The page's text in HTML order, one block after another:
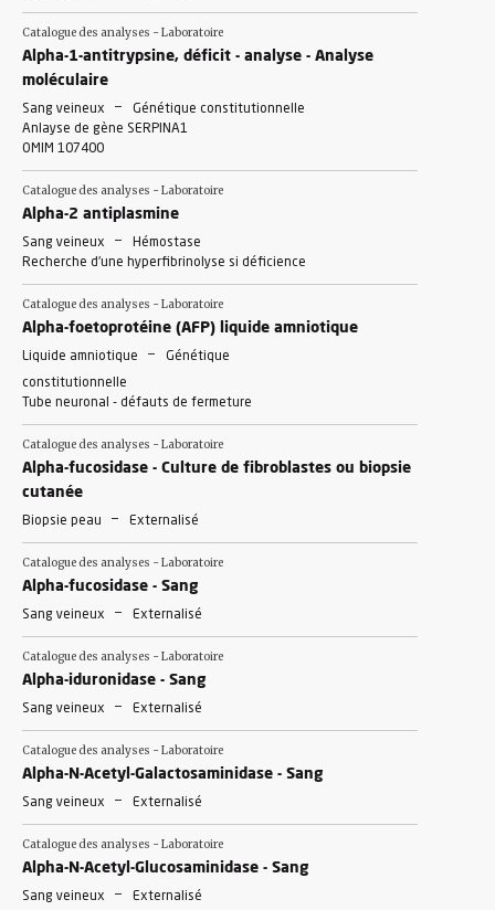
Catalogue des analyses - Laboratoire
Alpha-1-antitrypsine, déficit - analyse - Analyse
moléculaire
Sang veineux -
Génétique constitutionnelle
Anlayse de gène SERPINA1
OMIM 107400
Catalogue des analyses - Laboratoire
Alpha-2 antiplasmine
Sang veineux -
Hémostase
Recherche d'une hyperfibrinolyse si déficience
Catalogue des analyses - Laboratoire
Alpha-foetoprotéine (AFP) liquide amniotique
Liquide amniotique -
Génétique
constitutionnelle
Tube neuronal - défauts de fermeture
Catalogue des analyses - Laboratoire
Alpha-fucosidase - Culture de fibroblastes ou biopsie
cutanée
Biopsie peau - Externalisé
Catalogue des analyses - Laboratoire
Alpha-fucosidase - Sang
Sang veineux - Externalisé
Catalogue des analyses - Laboratoire
Alpha-iduronidase - Sang
Sang veineux - Externalisé
Catalogue des analyses - Laboratoire
Alpha-N-Acetyl-Galactosaminidase - Sang
Sang veineux - Externalisé
Catalogue des analyses - Laboratoire
Alpha-N-Acetyl-Glucosaminidase - Sang
Sang veineux - Externalisé